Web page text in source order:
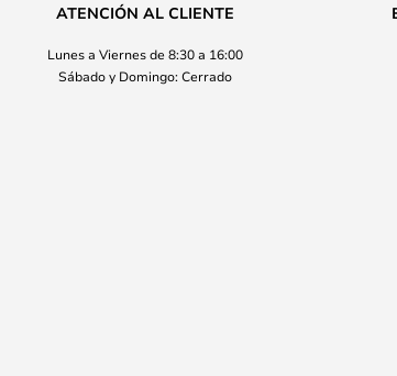
ATENCIÓN AL CLIENTE
Lunes a Viernes de 8:30 a 16:00
Sábado y Domingo: Cerrado